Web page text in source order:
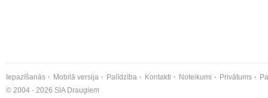
Iepazīšanās Mobilā versija Palīdzība Kontakti Noteikumi Privātums
© 2004 - 2026 SIA Draugiem